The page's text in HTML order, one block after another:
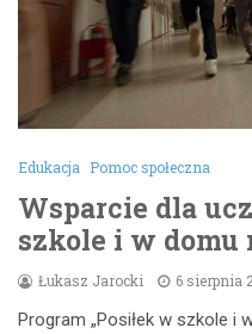
Edukacja Pomoc społeczna
Wsparcie dla
szkole i w domu
Łukasz Jarocki 6 sierpnia
Program „Posiłek w szkole i